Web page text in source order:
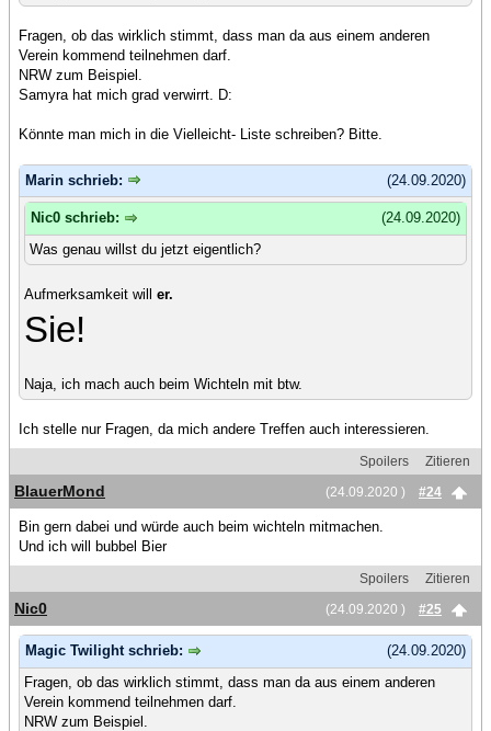
Fragen, ob das wirklich stimmt, dass man da aus einem anderen
Verein kommend teilnehmen darf.
NRW zum Beispiel.
Samyra hat mich grad verwirrt. D:
Könnte man mich in die Vielleicht- Liste schreiben? Bitte.
(24.09.2020)
Marin schrieb:
(24.09.2020)
Nic0 schrieb:
Was genau willst du jetzt eigentlich?
Aufmerksamkeit will er.
Sie!
Naja, ich mach auch beim Wichteln mit btw.
Ich stelle nur Fragen, da mich andere Treffen auch interessieren.
Spoilers
Zitieren
(24.09.2020 )
#24
BlauerMond
Bin gern dabei und würde auch beim wichteln mitmachen.
Und ich will bubbel Bier
Spoilers
Zitieren
(24.09.2020 )
#25
Nic0
(24.09.2020)
Magic Twilight schrieb:
Fragen, ob das wirklich stimmt, dass man da aus einem anderen
Verein kommend teilnehmen darf.
NRW zum Beispiel.